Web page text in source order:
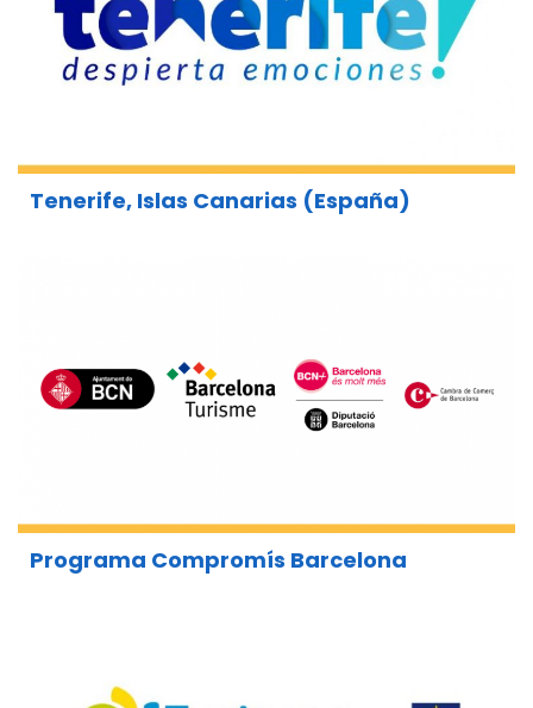
Tenerife, Islas Canarias (España)
Programa Compromís Barcelona